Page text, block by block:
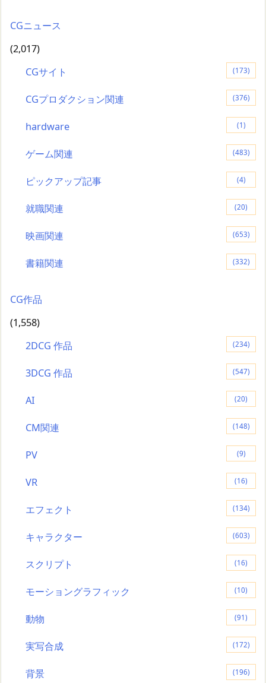
CGニュース
(2,017)
CGサイト
(173)
CGプロダクション関連 (376)
hardware (1)
ゲーム関連 (483)
ピックアップ記事 (4)
就職関連 (20)
映画関連 (653)
書籍関連 (332)
CG作品
(1,558)
2DCG 作品
(234)
3DCG 作品 (547)
AI (20)
CM関連 (148)
PV (9)
VR (16)
エフェクト (134)
キャラクター (603)
スクリプト (16)
モーショングラフィック (10)
動物 (91)
実写合成 (172)
背景 (196)